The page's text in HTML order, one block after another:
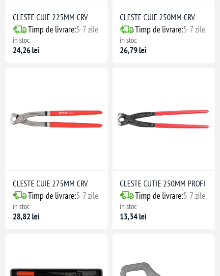
CLESTE CUIE 225MM CRV
Timp de livrare:5-7 zile
în stoc
24,26 lei
CLESTE CUIE 250MM CRV
Timp de livrare:5-7 zile
în stoc
26,79 lei
CLESTE CUIE 275MM CRV
Timp de livrare:5-7 zile
în stoc
28,82 lei
CLESTE CUTIE 250MM PROFI
Timp de livrare:5-7 zile
în stoc
13,34 lei